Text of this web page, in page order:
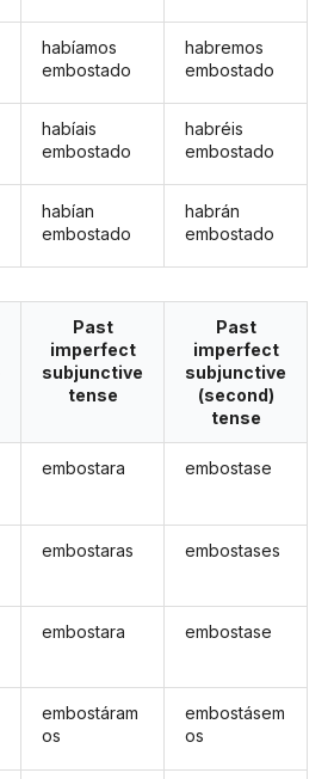
habíamos
embostado
habíais
embostado
habían
embostado
habremos
embostado
habréis
embostado
habrán
embostado
Past
imperfect
subjunctive
tense
embostara
embostaras
embostara
embostáram
os
Past
imperfect
subjunctive
(second)
tense
embostase
embostases
embostase
embostásem
os